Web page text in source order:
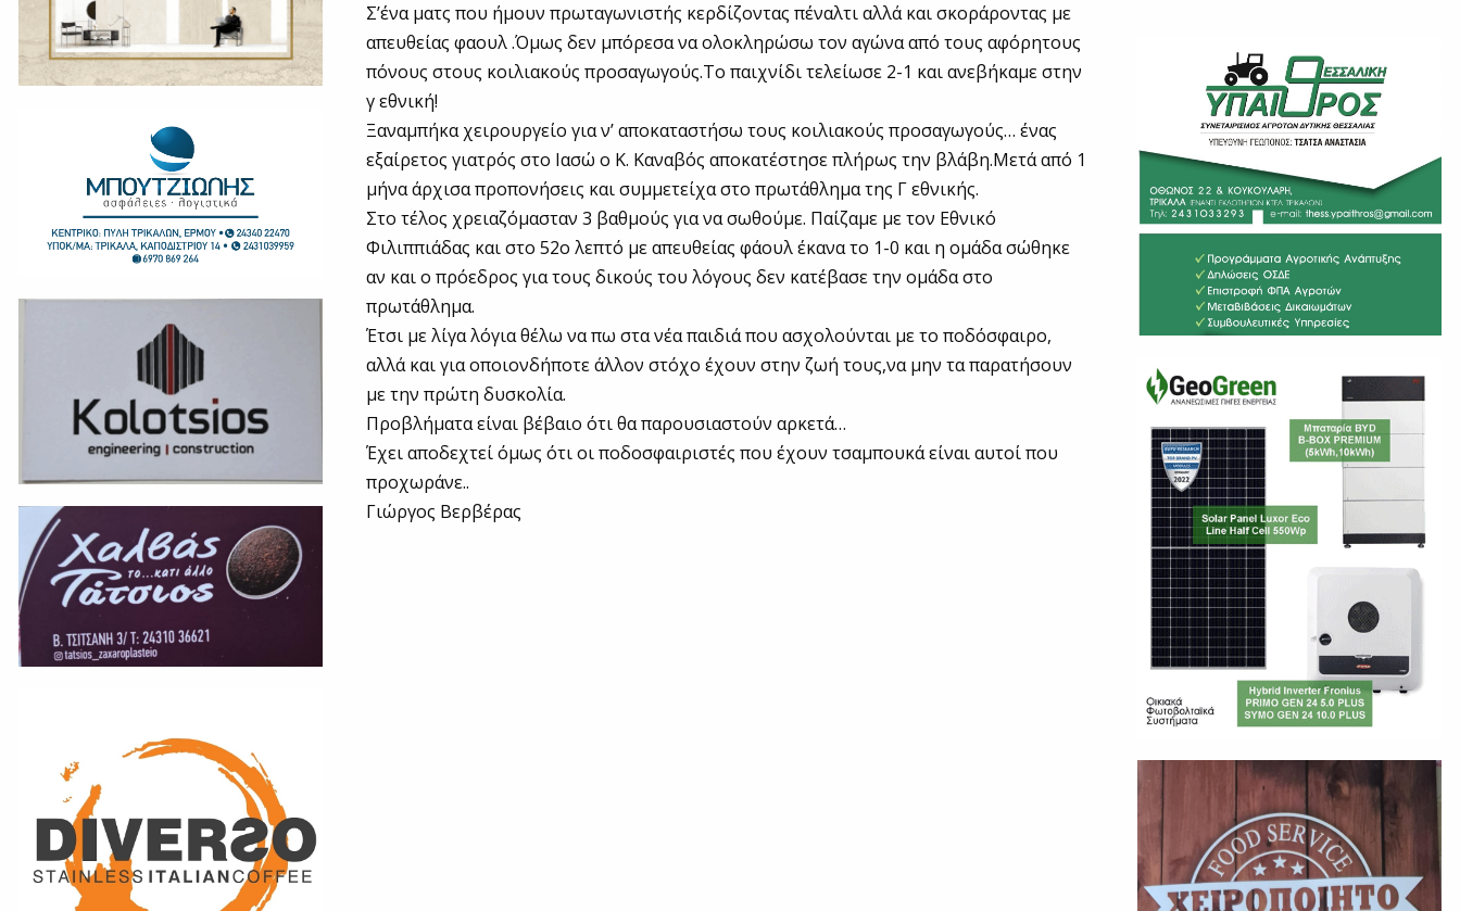
Σ’ένα ματς που ήμουν πρωταγωνιστής κερδίζοντας πέναλτι αλλά και σκοράροντας με
απευθείας φαουλ .Όμως δεν μπόρεσα να ολοκληρώσω τον αγώνα από τους αφόρητους
πόνους στους κοιλιακούς προσαγωγούς.Το παιχνίδι τελείωσε 2-1 και ανεβήκαμε στην
γ εθνική!
Ξαναμπήκα χειρουργείο για ν’ αποκαταστήσω τους κοιλιακούς προσαγωγούς… ένας
εξαίρετος γιατρός στο Ιασώ ο Κ. Καναβός αποκατέστησε πλήρως την βλάβη.Μετά από 1
μήνα άρχισα προπονήσεις και συμμετείχα στο πρωτάθλημα της Γ εθνικής.
Στο τέλος χρειαζόμασταν 3 βαθμούς για να σωθούμε. Παίζαμε με τον Εθνικό
Φιλιππιάδας και στο 52ο λεπτό με απευθείας φάουλ έκανα το 1-0 και η ομάδα σώθηκε
αν και ο πρόεδρος για τους δικούς του λόγους δεν κατέβασε την ομάδα στο
πρωτάθλημα.
Έτσι με λίγα λόγια θέλω να πω στα νέα παιδιά που ασχολούνται με το ποδόσφαιρο,
αλλά και για οποιονδήποτε άλλον στόχο έχουν στην ζωή τους,να μην τα παρατήσουν
με την πρώτη δυσκολία.
Προβλήματα είναι βέβαιο ότι θα παρουσιαστούν αρκετά…
Έχει αποδεχτεί όμως ότι οι ποδοσφαιριστές που έχουν τσαμπουκά είναι αυτοί που
προχωράνε..
Γιώργος Βερβέρας